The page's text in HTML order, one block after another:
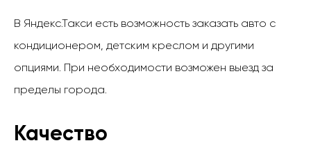
В Яндекс.Такси есть возможность заказать авто с
кондиционером, детским креслом и другими
опциями. При необходимости возможен выезд за
пределы города.
Качество